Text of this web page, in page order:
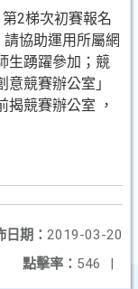
2梯次初賽報名
協助運用所屬網
生踴躍參加；競
競賽辦公室」
揭競賽辦公室 ，
日期： 2019-03-20
點擊率： 546 |